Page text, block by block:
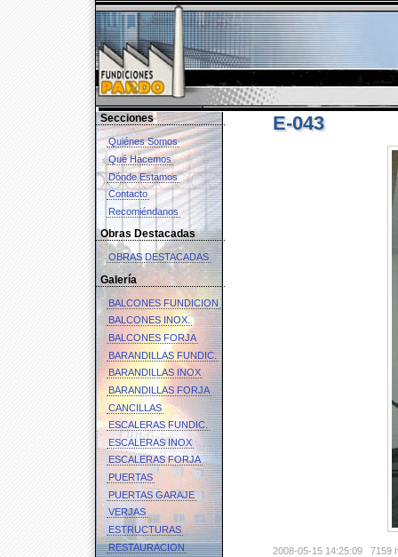
Secciones
Quiénes Somos
Qué Hacemos
Dónde Estamos
Contacto
Recomiéndanos
Obras Destacadas
OBRAS DESTACADAS
Galería
BALCONES FUNDICION
BALCONES INOX.
BALCONES FORJA
BARANDILLAS FUNDIC.
BARANDILLAS INOX
BARANDILLAS FORJA
CANCILLAS
ESCALERAS FUNDIC.
ESCALERAS INOX
ESCALERAS FORJA
PUERTAS
PUERTAS GARAJE
VERJAS
ESTRUCTURAS
RESTAURACION
E-043
2008-05-15 14:25:09 7159